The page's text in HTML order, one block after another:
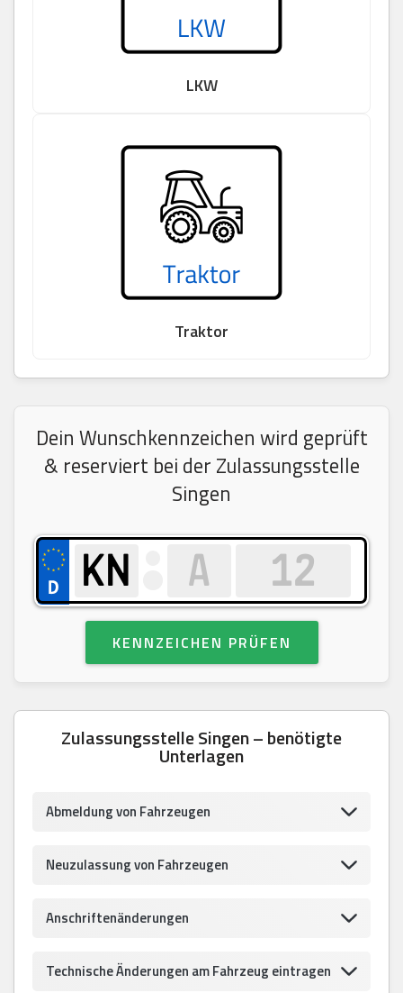
LKW
Traktor
Dein Wunschkennzeichen wird geprüft
& reserviert bei der Zulassungsstelle
Singen
KENNZEICHEN PRÜFEN
Zulassungsstelle Singen – benötigte
Unterlagen
Abmeldung von Fahrzeugen
Neuzulassung von Fahrzeugen
Anschriftenänderungen
Technische Änderungen am Fahrzeug eintragen